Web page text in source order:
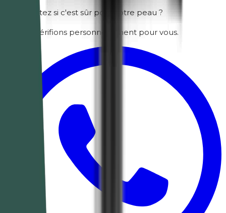
Vous doutez si c'est sûr pour votre peau ?
Nous le vérifions personnellement pour vous.